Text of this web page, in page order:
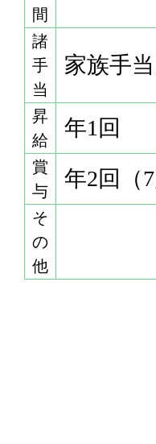
間
諸
手
当
家族手
昇
給
年1回
賞
与
年2回（7
そ
の
他